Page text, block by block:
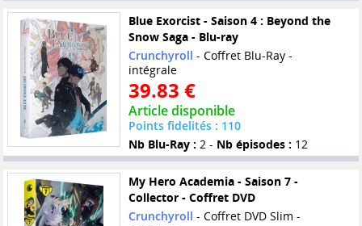
Blue Exorcist - Saison 4 : Beyond the
Snow Saga - Blu-ray
Crunchyroll - Coffret Blu-Ray -
intégrale
39.83 €
Article disponible
Points fidelités : 110
Nb Blu-Ray : 2 - Nb épisodes : 12
My Hero Academia - Saison 7 -
Collector - Coffret DVD
Crunchyroll - Coffret DVD Slim -